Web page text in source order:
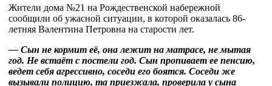
Жители дома №21 на Рождественской набережной
сообщили об ужасной ситуации, в которой оказалась 86-
летняя Валентина Петровна на старости лет.
— Сын не кормит её, она лежит на матрасе, не мытая
год. Не встаёт с постели год. Сын пропивает ее пенсию,
ведет себя агрессивно, соседи его боятся. Соседи же
вызывали полицию, та приезжала, проверила у сына